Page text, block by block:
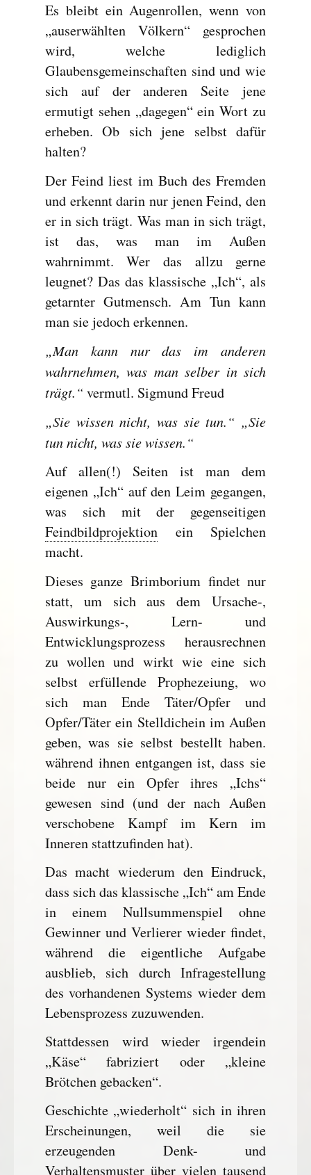
Es bleibt ein Augenrollen, wenn von
„auserwählten Völkern“ gesprochen
wird, welche lediglich
Glaubensgemeinschaften sind und wie
sich auf der anderen Seite jene
ermutigt sehen „dagegen“ ein Wort zu
erheben. Ob sich jene selbst dafür
halten?
Der Feind liest im Buch des Fremden
und erkennt darin nur jenen Feind, den
er in sich trägt. Was man in sich trägt,
ist das, was man im Außen
wahrnimmt. Wer das allzu gerne
leugnet? Das das klassische „Ich“, als
getarnter Gutmensch. Am Tun kann
man sie jedoch erkennen.
„Man kann nur das im anderen
wahrnehmen, was man selber in sich
trägt.“vermutl. Sigmund Freud
„Sie wissen nicht, was sie tun.“ „Sie
tun nicht, was sie wissen.“
Auf allen(!) Seiten ist man dem
eigenen „Ich“ auf den Leim gegangen,
was sich mit der gegenseitigen
Feindbildprojektionein Spielchen
macht.
Dieses ganze Brimborium findet nur
statt, um sich aus dem Ursache-,
Auswirkungs-, Lern- und
Entwicklungsprozess herausrechnen
zu wollen und wirkt wie eine sich
selbst erfüllende Prophezeiung, wo
sich man Ende Täter/Opfer und
Opfer/Täter ein Stelldichein im Außen
geben, was sie selbst bestellt haben.
während ihnen entgangen ist, dass sie
beide nur ein Opfer ihres „Ichs“
gewesen sind (und der nach Außen
verschobene Kampf im Kern im
Inneren stattzufinden hat).
Das macht wiederum den Eindruck,
dass sich das klassische „Ich“ am Ende
in einem Nullsummenspiel ohne
Gewinner und Verlierer wieder findet,
während die eigentliche Aufgabe
ausblieb, sich durch Infragestellung
des vorhandenen Systems wieder dem
Lebensprozess zuzuwenden.
Stattdessen wird wieder irgendein
„Käse“ fabriziert oder „kleine
Brötchen gebacken“.
Geschichte „wiederholt“ sich in ihren
Erscheinungen, weil die sie
erzeugenden Denk- und
Verhaltensmuster über vielen tausend